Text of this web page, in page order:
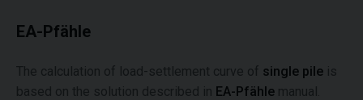
EA-Pfähle
The calculation of load-settlement curve of single pile is
based on the solution described in EA-Pfähle manual.